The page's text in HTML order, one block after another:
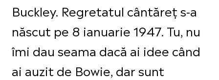
Buckley. Regretatul cântăreț s-a
născut pe 8 ianuarie 1947. Tu, nu
îmi dau seama dacă ai idee când
ai auzit de Bowie, dar sunt